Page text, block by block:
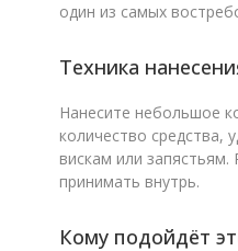
один из самых
Техника
Нанесите небольшое
количество средства,
вискам или
принимать внутрь.
Кому подойдёт